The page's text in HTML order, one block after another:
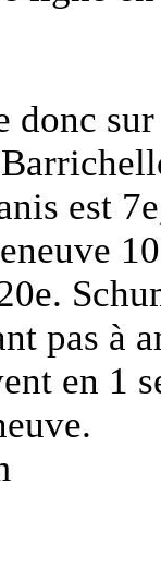
donc
est
pas à
en 1